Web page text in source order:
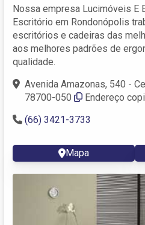
Nossa empresa Lucimóveis E
Escritório em Rondonópolis
escritórios e cadeiras das
aos melhores padrões de
qualidade.
Avenida Amazonas, 540 -
78700-050
Endereço
(66) 3421-3733
Mapa